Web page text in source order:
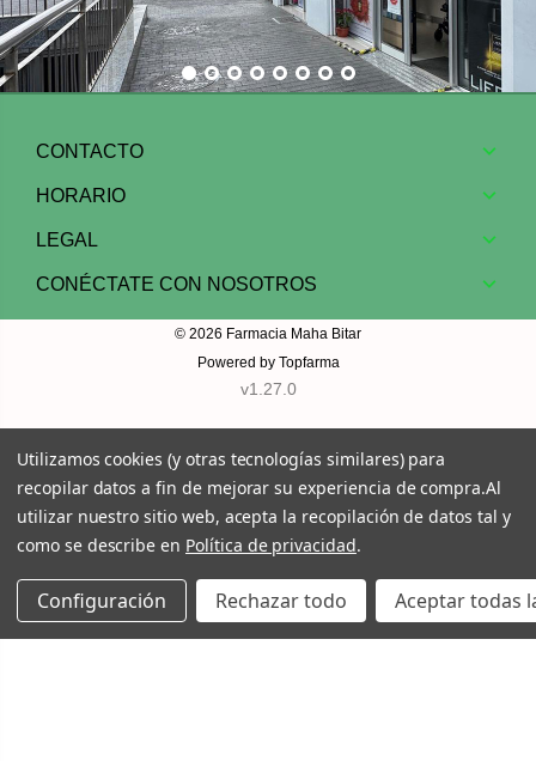
CONTACTO
HORARIO
LEGAL
CONÉCTATE CON NOSOTROS
© 2026 Farmacia Maha Bitar
Powered by Topfarma
v1.27.0
Utilizamos cookies (y otras tecnologías similares) para
recopilar datos a fin de mejorar su experiencia de compra.Al
utilizar nuestro sitio web, acepta la recopilación de datos tal y
como se describe en Política de privacidad.
Configuración Rechazar todo Aceptar todas